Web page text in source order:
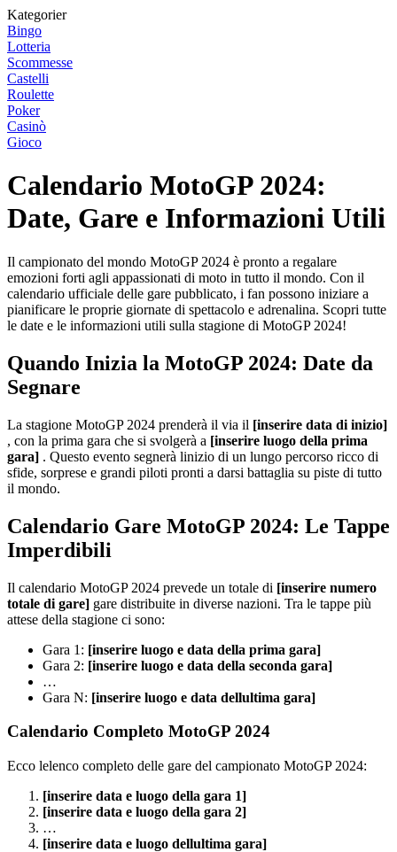
Kategorier
Bingo
Lotteria
Scommesse
Castelli
Roulette
Poker
Casinò
Gioco
Calendario MotoGP 2024:
Date, Gare e Informazioni Utili
Il campionato del mondo MotoGP 2024 è pronto a regalare
emozioni forti agli appassionati di moto in tutto il mondo. Con il
calendario ufficiale delle gare pubblicato, i fan possono iniziare a
pianificare le proprie giornate di spettacolo e adrenalina. Scopri tutte
le date e le informazioni utili sulla stagione di MotoGP 2024!
Quando Inizia la MotoGP 2024: Date da
Segnare
La stagione MotoGP 2024 prenderà il via il [inserire data di inizio]
, con la prima gara che si svolgerà a [inserire luogo della prima
gara] . Questo evento segnerà linizio di un lungo percorso ricco di
sfide, sorprese e grandi piloti pronti a darsi battaglia su piste di tutto
il mondo.
Calendario Gare MotoGP 2024: Le Tappe
Imperdibili
Il calendario MotoGP 2024 prevede un totale di [inserire numero
totale di gare] gare distribuite in diverse nazioni. Tra le tappe più
attese della stagione ci sono:
Gara 1: [inserire luogo e data della prima gara]
Gara 2: [inserire luogo e data della seconda gara]
…
Gara N: [inserire luogo e data dellultima gara]
Calendario Completo MotoGP 2024
Ecco lelenco completo delle gare del campionato MotoGP 2024:
[inserire data e luogo della gara 1]
[inserire data e luogo della gara 2]
…
[inserire data e luogo dellultima gara]